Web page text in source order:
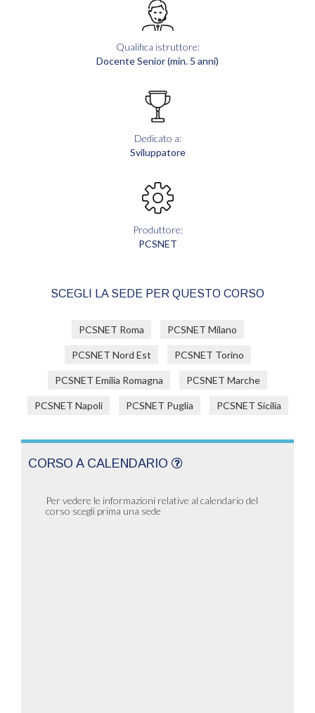
Qualifica istruttore:
Docente Senior (min. 5 anni)
Dedicato a:
Sviluppatore
Produttore:
PCSNET
SCEGLI LA SEDE PER QUESTO CORSO
PCSNET Roma PCSNET Milano
PCSNET Nord Est PCSNET Torino
PCSNET Emilia Romagna PCSNET Marche
PCSNET Napoli PCSNET Puglia PCSNET Sicilia
CORSO A CALENDARIO
Per vedere le informazioni relative al calendario del
corso scegli prima una sede